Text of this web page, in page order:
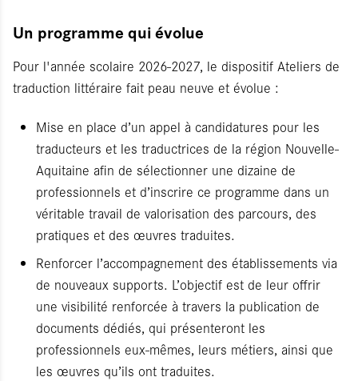
Un programme qui évolue
Pour l'année scolaire 2026-2027, le dispositif Ateliers de
traduction littéraire fait peau neuve et évolue :
Mise en place d’un appel à candidatures pour les
traducteurs et les traductrices de la région Nouvelle-
Aquitaine afin de sélectionner une dizaine de
professionnels et d’inscrire ce programme dans un
véritable travail de valorisation des parcours, des
pratiques et des œuvres traduites.
Renforcer l’accompagnement des établissements via
de nouveaux supports. L’objectif est de leur offrir
une visibilité renforcée à travers la publication de
documents dédiés, qui présenteront les
professionnels eux-mêmes, leurs métiers, ainsi que
les œuvres qu’ils ont traduites.